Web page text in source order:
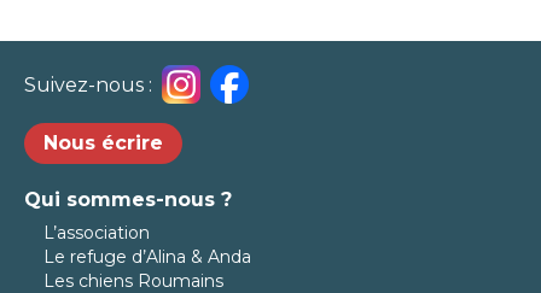
Suivez-nous :
Nous écrire
Qui sommes-nous ?
L’association
Le refuge d’Alina & Anda
Les chiens Roumains